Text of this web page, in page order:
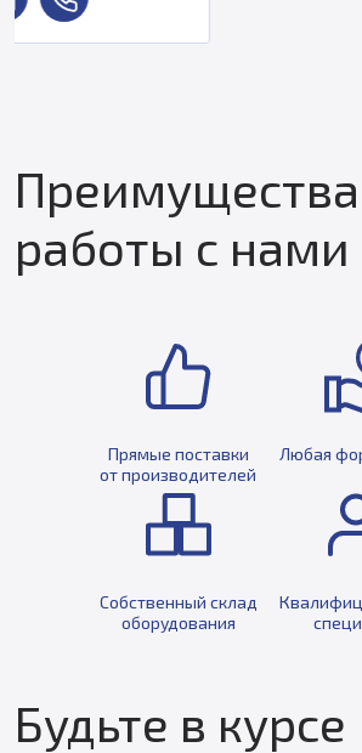
Преимущества
работы с нами
Прямые поставки
от производителей
Любая
Собственный склад
оборудования
Будьте в курсе